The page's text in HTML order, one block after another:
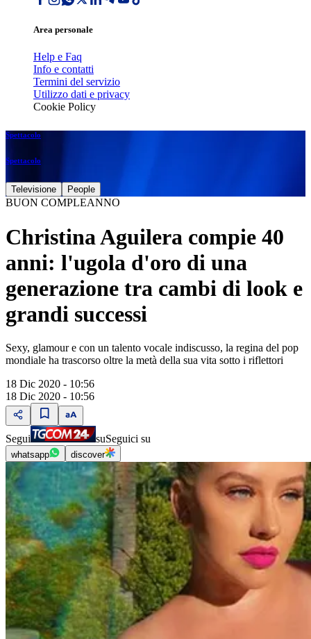
Area personale
Help e Faq
Info e contatti
Termini del servizio
Utilizzo dati e privacy
Cookie Policy
Spettacolo
Spettacolo
Televisione People
BUON COMPLEANNO
Christina Aguilera compie 40
anni: l'ugola d'oro di una
generazione tra cambi di look e
grandi successi
Sexy, glamour e con un talento vocale indiscusso, la regina del pop
mondiale ha trascorso oltre la metà della sua vita sotto i riflettori
18 Dic 2020 - 10:56
18 Dic 2020 - 10:56
Segui suSeguici su
whatsapp discover